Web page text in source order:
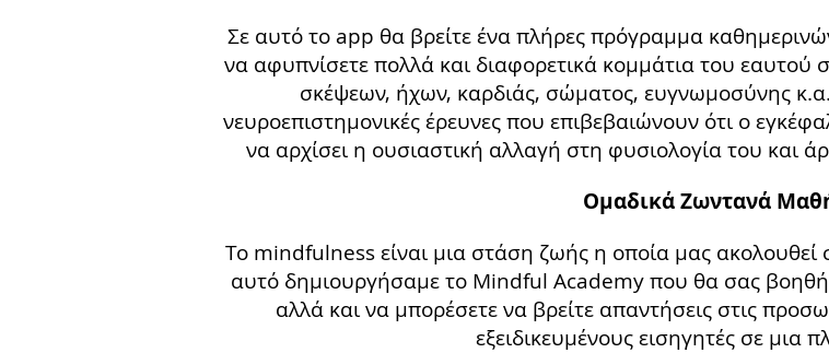
Σε αυτό το app θα βρείτε ένα πλήρες πρόγραμμα
να αφυπνίσετε πολλά και διαφορετικά κομμάτια του εαυτού
σκέψεων, ήχων, καρδιάς, σώματος, ευγνωμοσύνης κ.α.
νευροεπιστημονικές έρευνες που επιβεβαιώνουν ότι ο
να αρχίσει η ουσιαστική αλλαγή στη φυσιολογία του και
Ομαδικά Ζωντανά
Το mindfulness είναι μια στάση ζωής η οποία μας ακολουθεί
αυτό δημιουργήσαμε το Mindful Academy που θα σας
αλλά και να μπορέσετε να βρείτε απαντήσεις στις
εξειδικευμένους εισηγητές σε μια